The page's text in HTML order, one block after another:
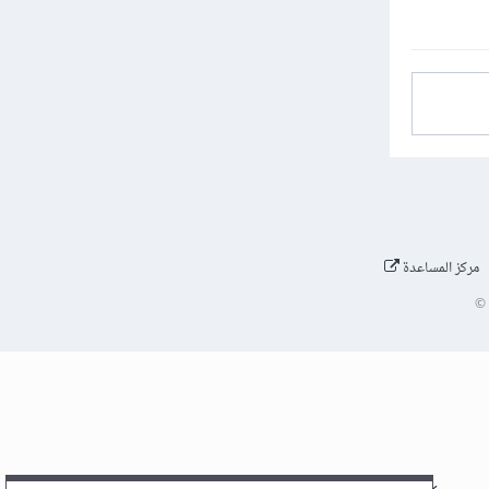
مركز المساعدة
©